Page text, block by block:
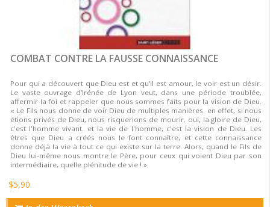
COMBAT CONTRE LA FAUSSE CONNAISSANCE
Pour qui a découvert que Dieu est et qu’il est amour, le voir est un désir.
Le vaste ouvrage d’Irénée de Lyon veut, dans une période troublée,
affermir la foi et rappeler que nous sommes faits pour la vision de Dieu.
« Le Fils nous donne de voir Dieu de multiples manières. en effet, si nous
étions privés de Dieu, nous risquerions de mourir. oui, la gloire de Dieu,
c'est l'homme vivant. et la vie de l'homme, c'est la vision de Dieu. Les
êtres que Dieu a créés nous le font connaître, et cette connaissance
donne déjà la vie à tout ce qui existe sur la terre. Alors, quand le Fils de
Dieu lui-même nous montre le Père, pour ceux qui voient Dieu par son
intermédiaire, quelle plénitude de vie ! »
$5,90